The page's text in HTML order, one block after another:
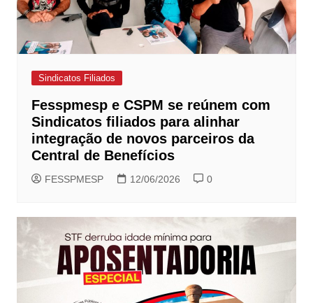
Sindicatos Filiados
Fesspmesp e CSPM se reúnem com
Sindicatos filiados para alinhar
integração de novos parceiros da
Central de Benefícios
FESSPMESP 12/06/2026 0